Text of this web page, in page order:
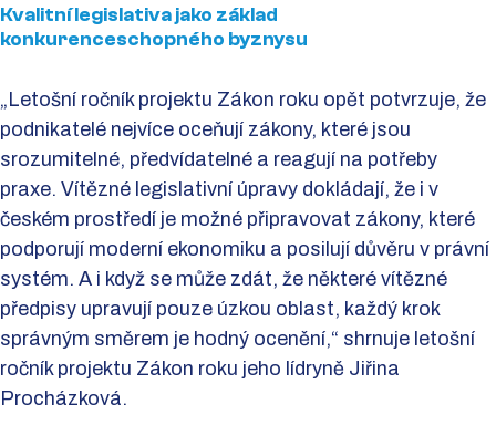
Kvalitní legislativa jako základ
konkurenceschopného byznysu
„Letošní ročník projektu Zákon roku opět potvrzuje, že
podnikatelé nejvíce oceňují zákony, které jsou
srozumitelné, předvídatelné a reagují na potřeby
praxe. Vítězné legislativní úpravy dokládají, že i v
českém prostředí je možné připravovat zákony, které
podporují moderní ekonomiku a posilují důvěru v právní
systém. A i když se může zdát, že některé vítězné
předpisy upravují pouze úzkou oblast, každý krok
správným směrem je hodný ocenění,“ shrnuje letošní
ročník projektu Zákon roku jeho lídryně Jiřina
Procházková.